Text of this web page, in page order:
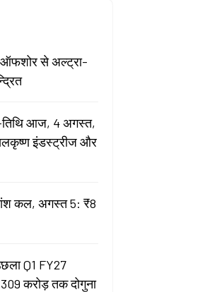
से अल्ट्रा-
तिथि आज, 4 अगस्त,
इंडस्ट्रीज और
कल, अगस्त 5: ₹8
Q1 FY27
करोड़ तक दोगुना